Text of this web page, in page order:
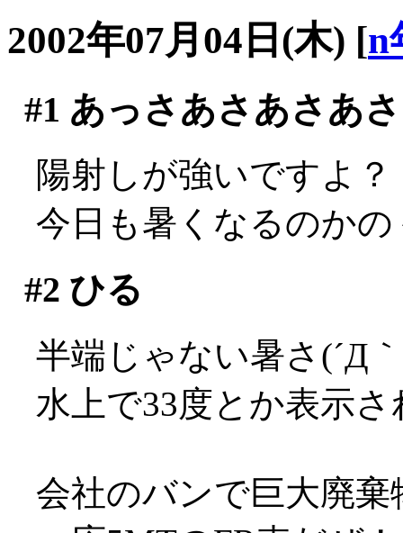
2002年07月04日(木) [n
#1 あっさあさあさあさ
陽射しが強いですよ？
今日も暑くなるのかの
#2 ひる
半端じゃない暑さ(´Д
水上で33度とか表示
会社のバンで巨大廃